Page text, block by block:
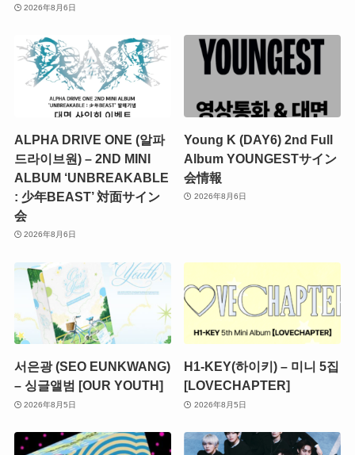
2026年8月6日
ALPHA DRIVE ONE (알파
드라이브원) – 2ND MINI
ALBUM ‘UNBREAKABLE
: 少年BEAST’ 対面サイン
会
2026年8月6日
Young K (DAY6) 2nd Full
Album YOUNGESTサイン
会情報
2026年8月6日
서은광 (SEO EUNKWANG)
– 싱글앨범 [OUR YOUTH]
2026年8月5日
H1-KEY(하이키) – 미니 5집
[LOVECHAPTER]
2026年8月5日